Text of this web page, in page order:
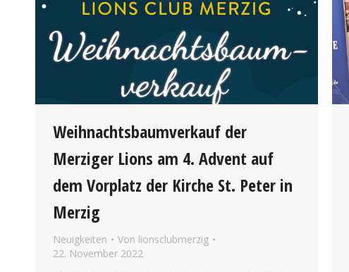
Weihnachtsbaumverkauf der
Merziger Lions am 4. Advent auf
dem Vorplatz der Kirche St. Peter in
Merzig
Neuigkeiten Von lionsclubmerzig
22. November 2022